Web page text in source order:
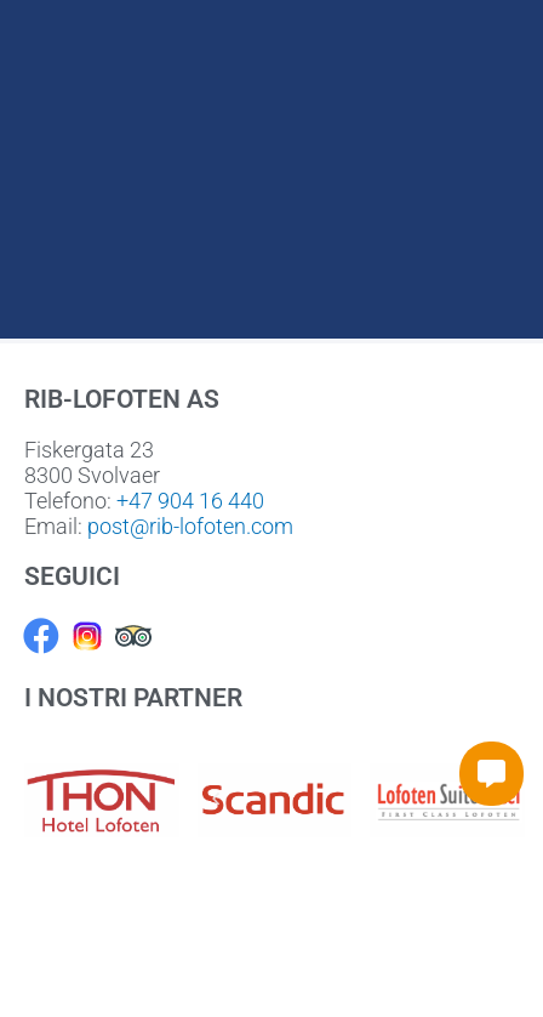
RIB-LOFOTEN AS
Fiskergata 23
8300 Svolvaer
Telefono: +47 904 16 440
Email: post@rib-lofoten.com
SEGUICI
Facebook
I NOSTRI PARTNER